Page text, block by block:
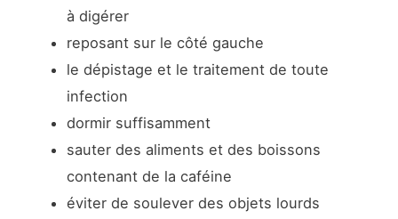
à digérer
reposant sur le côté gauche
le dépistage et le traitement de toute
infection
dormir suffisamment
sauter des aliments et des boissons
contenant de la caféine
éviter de soulever des objets lourds